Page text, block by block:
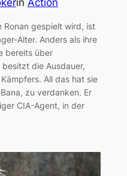
Ronan gespielt wird, ist
Alter. Anders als ihre
bereits über
die Ausdauer,
All das hat sie
zu verdanken. Er
CIA-Agent, in der